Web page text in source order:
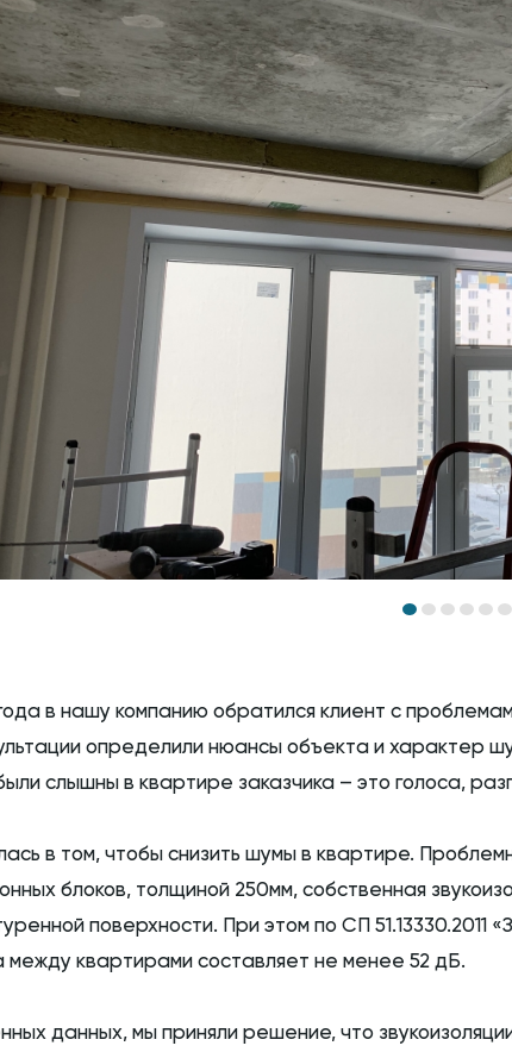
в нашу компанию обратился клиент с
определили нюансы объекта и характер
слышны в квартире заказчика – это голоса,
в том, чтобы снизить шумы в квартире.
блоков, толщиной 250мм, собственная
поверхности. При этом по СП 51.13330.2011
между квартирами составляет не менее 52 дБ.
данных, мы приняли решение, что